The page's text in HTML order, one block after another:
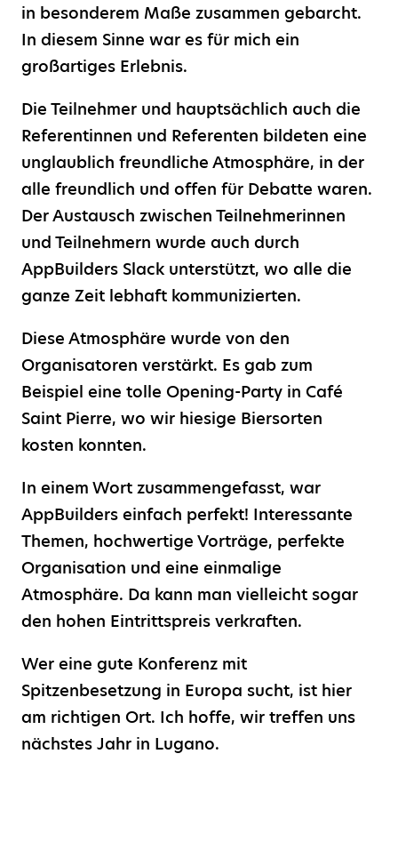
in besonderem Maße zusammen gebarcht.
In diesem Sinne war es für mich ein
großartiges Erlebnis.
Die Teilnehmer und hauptsächlich auch die
Referentinnen und Referenten bildeten eine
unglaublich freundliche Atmosphäre, in der
alle freundlich und offen für Debatte waren.
Der Austausch zwischen Teilnehmerinnen
und Teilnehmern wurde auch durch
AppBuilders Slack unterstützt, wo alle die
ganze Zeit lebhaft kommunizierten.
Diese Atmosphäre wurde von den
Organisatoren verstärkt. Es gab zum
Beispiel eine tolle Opening-Party in Café
Saint Pierre, wo wir hiesige Biersorten
kosten konnten.
In einem Wort zusammengefasst, war
AppBuilders einfach perfekt! Interessante
Themen, hochwertige Vorträge, perfekte
Organisation und eine einmalige
Atmosphäre. Da kann man vielleicht sogar
den hohen Eintrittspreis verkraften.
Wer eine gute Konferenz mit
Spitzenbesetzung in Europa sucht, ist hier
am richtigen Ort. Ich hoffe, wir treffen uns
nächstes Jahr in Lugano.